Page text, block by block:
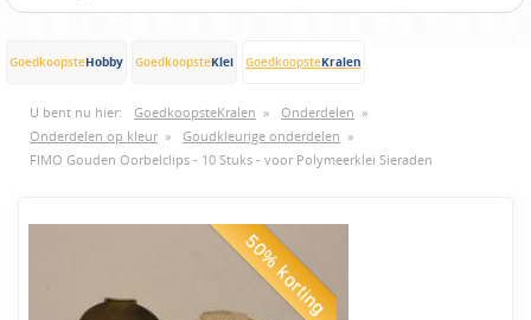
GoedkoopsteHobby GoedkoopsteKlei GoedkoopsteKralen
U bent nu hier: GoedkoopsteKralen » Onderdelen »
Onderdelen op kleur» Goudkleurige onderdelen »
FIMO Gouden Oorbelclips - 10 Stuks - voor Polymeerklei Sieraden
50% korting